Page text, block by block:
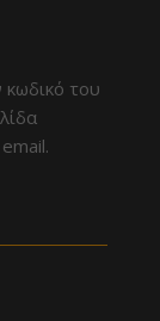
κωδικό του